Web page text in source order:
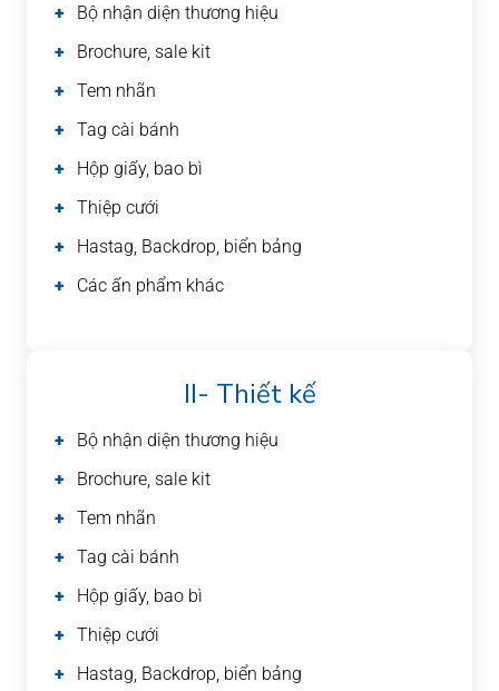
Bộ nhận diện thương hiệu
Brochure, sale kit
Tem nhãn
Tag cài bánh
Hộp giấy, bao bì
Thiệp cưới
Hastag, Backdrop, biển bảng
Các ấn phẩm khác
II- Thiết kế
Bộ nhận diện thương hiệu
Brochure, sale kit
Tem nhãn
Tag cài bánh
Hộp giấy, bao bì
Thiệp cưới
Hastag, Backdrop, biển bảng